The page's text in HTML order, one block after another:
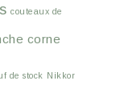
couteaux de
corne
de stock Nikkor